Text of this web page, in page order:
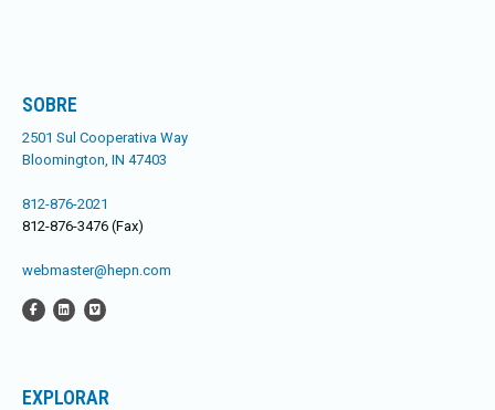
SOBRE
2501 Sul Cooperativa Way
Bloomington, IN 47403
812-876-2021
812-876-3476 (Fax)
webmaster@hepn.com
EXPLORAR